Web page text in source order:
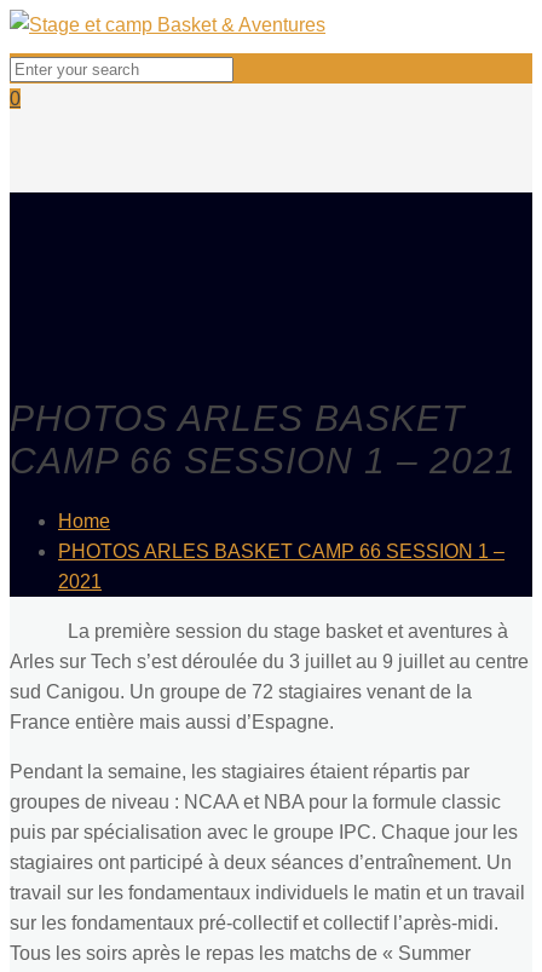
0
PHOTOS ARLES BASKET
CAMP 66 SESSION 1 – 2021
Home
PHOTOS ARLES BASKET CAMP 66 SESSION 1 –
2021
La première session du stage basket et aventures à
Arles sur Tech s’est déroulée du 3 juillet au 9 juillet au centre
sud Canigou. Un groupe de 72 stagiaires venant de la
France entière mais aussi d’Espagne.
Pendant la semaine, les stagiaires étaient répartis par
groupes de niveau : NCAA et NBA pour la formule classic
puis par spécialisation avec le groupe IPC. Chaque jour les
stagiaires ont participé à deux séances d’entraînement. Un
travail sur les fondamentaux individuels le matin et un travail
sur les fondamentaux pré-collectif et collectif l’après-midi.
Tous les soirs après le repas les matchs de « Summer